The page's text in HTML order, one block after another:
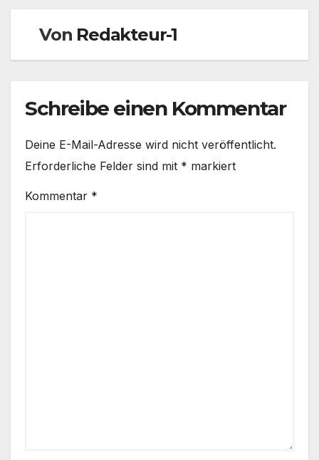
Von Redakteur-1
Schreibe einen Kommentar
Deine E-Mail-Adresse wird nicht veröffentlicht.
Erforderliche Felder sind mit * markiert
Kommentar *